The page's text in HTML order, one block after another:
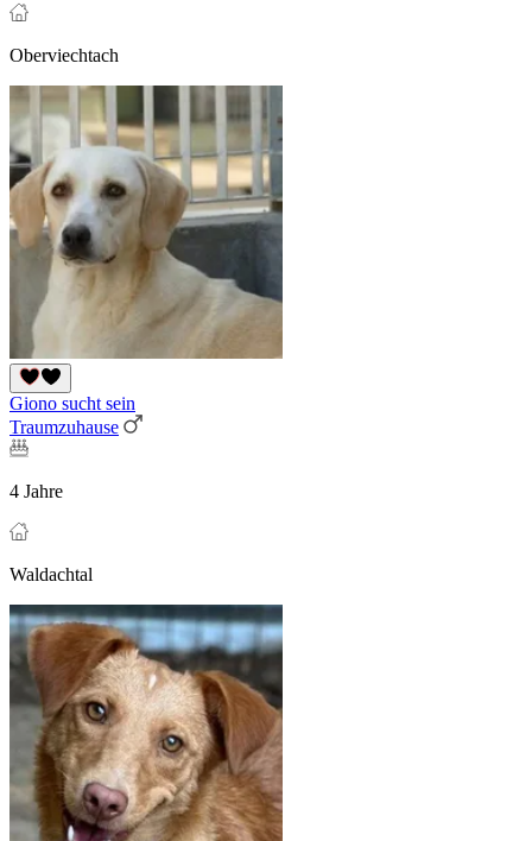
Oberviechtach
Giono sucht sein
Traumzuhause
4 Jahre
Waldachtal